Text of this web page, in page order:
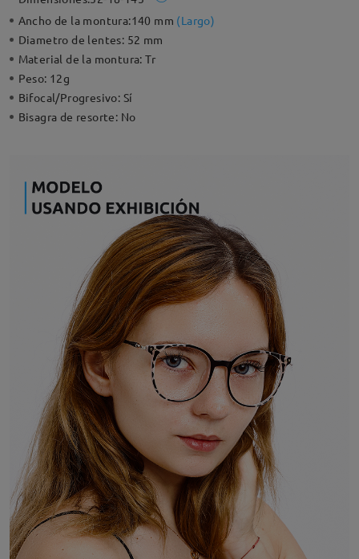
Ancho de la montura:140 mm (Largo)
Diametro de lentes: 52 mm
Material de la montura:Tr
Peso: 12g
Bifocal/Progresivo: Sí
Bisagra de resorte: No